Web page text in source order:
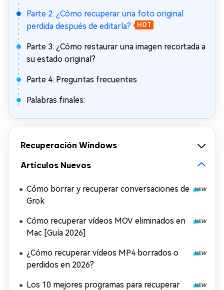
Parte 2: ¿Cómo recuperar una foto original
perdida después de editarla?
HOT
Parte 3: ¿Cómo restaurar una imagen recortada a
su estado original?
Parte 4: Preguntas frecuentes
Palabras finales:
Recuperación Windows
Artículos Nuevos
Cómo borrar y recuperar conversaciones de
Grok
Cómo recuperar vídeos MOV eliminados en
Mac [Guía 2026]
¿Cómo recuperar vídeos MP4 borrados o
perdidos en 2026?
Los 10 mejores programas para recuperar